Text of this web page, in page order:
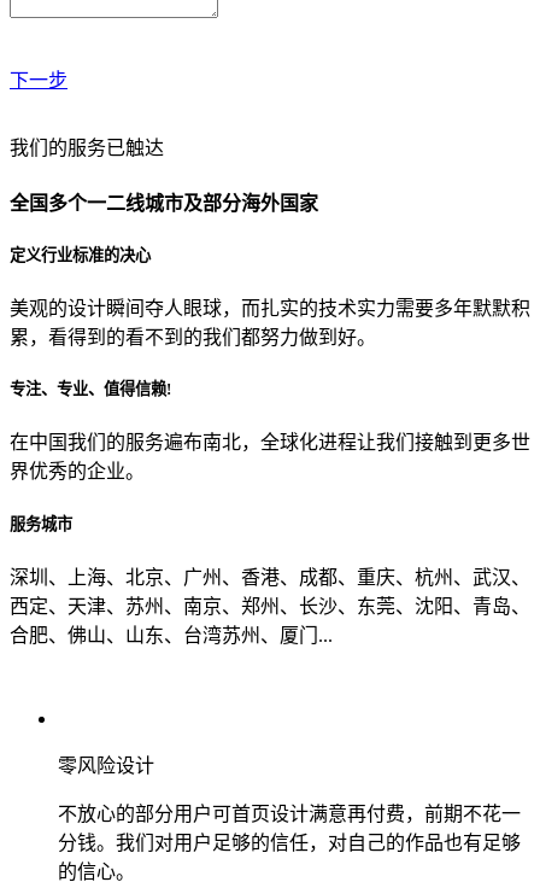
下一步
贵公司预算范围是？
贵公司的团队规模是？
目前主要的营销渠道是？
我们的服务已触达
全国多个一二线城市及部分海外国家
定义行业标准的决心
美观的设计瞬间夺人眼球，而扎实的技术实力需要多年默默积
累，看得到的看不到的我们都努力做到好。
专注、专业、值得信赖!
在中国我们的服务遍布南北，全球化进程让我们接触到更多世
界优秀的企业。
服务城市
深圳、上海、北京、广州、香港、成都、重庆、杭州、武汉、
西定、天津、苏州、南京、郑州、长沙、东莞、沈阳、青岛、
合肥、佛山、山东、台湾苏州、厦门...
零风险设计
不放心的部分用户可首页设计满意再付费，前期不花一
分钱。我们对用户足够的信任，对自己的作品也有足够
的信心。